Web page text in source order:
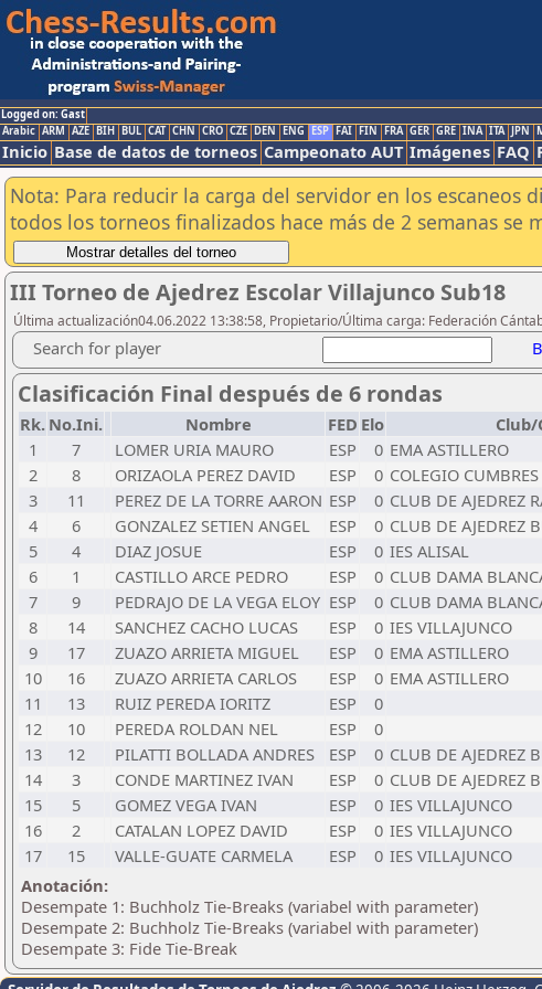
Logged on: Gast
Arabic ARM AZE BIH BUL CAT CHN CRO CZE DEN ENG ESP FAI FIN FRA GER GRE INA ITA JPN
Inicio Base de datos de torneos Campeonato AUT Imágenes FAQ
Nota: Para reducir la carga del servidor en los escaneos
todos los torneos finalizados hace más de 2 semanas
III Torneo de Ajedrez Escolar Villajunco Sub18
Última actualización04.06.2022 13:38:58, Propietario/Última carga: Federación
Search for player
Clasificación Final después de 6 rondas
Rk. No.Ini. Nombre FED Elo Club/
1
7 LOMER URIA MAURO ESP 0 EMA ASTILLERO
2
8 ORIZAOLA PEREZ DAVID ESP 0 COLEGIO CUMBRES
3
11 PEREZ DE LA TORRE AARON ESP 0 CLUB DE AJEDREZ
4
6 GONZALEZ SETIEN ANGEL ESP 0 CLUB DE AJEDREZ
5
4 DIAZ JOSUE ESP 0 IES ALISAL
6
1 CASTILLO ARCE PEDRO ESP 0 CLUB DAMA
7
9 PEDRAJO DE LA VEGA ELOY ESP 0 CLUB DAMA
8
14 SANCHEZ CACHO LUCAS ESP 0 IES VILLAJUNCO
9
17 ZUAZO ARRIETA MIGUEL ESP 0 EMA ASTILLERO
10
16 ZUAZO ARRIETA CARLOS ESP 0 EMA ASTILLERO
11
13 RUIZ PEREDA IORITZ ESP 0
12
10 PEREDA ROLDAN NEL ESP 0
13
12 PILATTI BOLLADA ANDRES ESP 0 CLUB DE AJEDREZ
14
3 CONDE MARTINEZ IVAN ESP 0 CLUB DE AJEDREZ
15
5 GOMEZ VEGA IVAN ESP 0 IES VILLAJUNCO
16
2 CATALAN LOPEZ DAVID ESP 0 IES VILLAJUNCO
17
15 VALLE-GUATE CARMELA ESP 0 IES VILLAJUNCO
Anotación:
Desempate 1: Buchholz Tie-Breaks (variabel with parameter)
Desempate 2: Buchholz Tie-Breaks (variabel with parameter)
Desempate 3: Fide Tie-Break